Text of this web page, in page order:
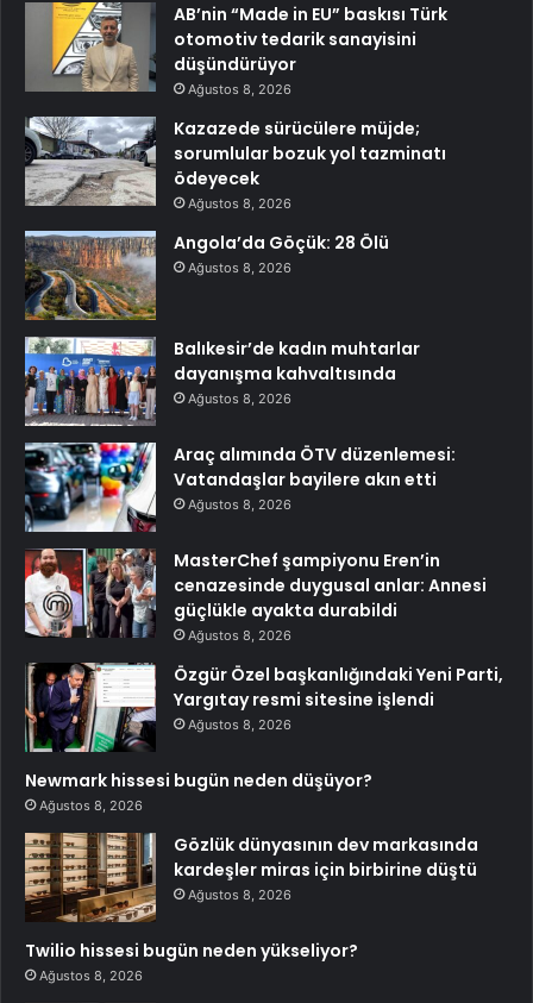
AB’nin “Made in EU” baskısı Türk
otomotiv tedarik sanayisini
düşündürüyor
Ağustos 8, 2026
Kazazede sürücülere müjde;
sorumlular bozuk yol tazminatı
ödeyecek
Ağustos 8, 2026
Angola’da Göçük: 28 Ölü
Ağustos 8, 2026
Balıkesir’de kadın muhtarlar
dayanışma kahvaltısında
Ağustos 8, 2026
Araç alımında ÖTV düzenlemesi:
Vatandaşlar bayilere akın etti
Ağustos 8, 2026
MasterChef şampiyonu Eren’in
cenazesinde duygusal anlar: Annesi
güçlükle ayakta durabildi
Ağustos 8, 2026
Özgür Özel başkanlığındaki Yeni Parti,
Yargıtay resmi sitesine işlendi
Ağustos 8, 2026
Newmark hissesi bugün neden düşüyor?
Ağustos 8, 2026
Gözlük dünyasının dev markasında
kardeşler miras için birbirine düştü
Ağustos 8, 2026
Twilio hissesi bugün neden yükseliyor?
Ağustos 8, 2026